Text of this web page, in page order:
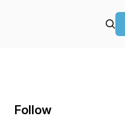
Follow